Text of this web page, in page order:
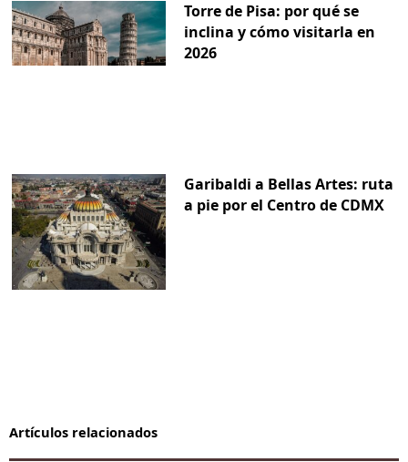
Torre de Pisa: por qué se
inclina y cómo visitarla en
2026
Garibaldi a Bellas Artes: ruta
a pie por el Centro de CDMX
Artículos relacionados